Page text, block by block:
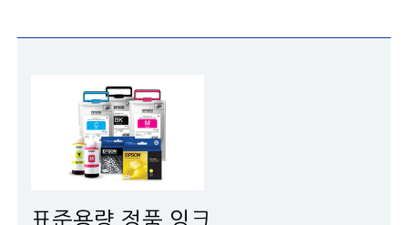
표준용량 정품 잉크